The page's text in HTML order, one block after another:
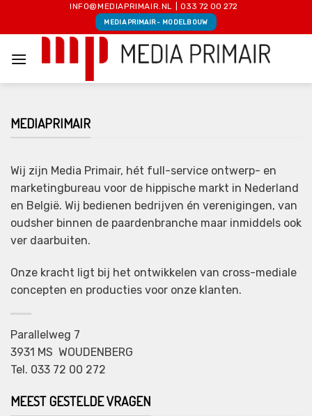
INFO@MEDIAPRIMAIR.NL 033 72 00 272
MEDIA PRIMAIR - MODELBOUW
MEDIAPRIMAIR
Wij zijn Media Primair, hét full-service ontwerp- en
marketingbureau voor de hippische markt in Nederland
en België. Wij bedienen bedrijven én verenigingen, van
oudsher binnen de paardenbranche maar inmiddels ook
ver daarbuiten.
Onze kracht ligt bij het ontwikkelen van cross-mediale
concepten en producties voor onze klanten.
Parallelweg 7
3931 MS WOUDENBERG
Tel. 033 72 00 272
MEEST GESTELDE VRAGEN